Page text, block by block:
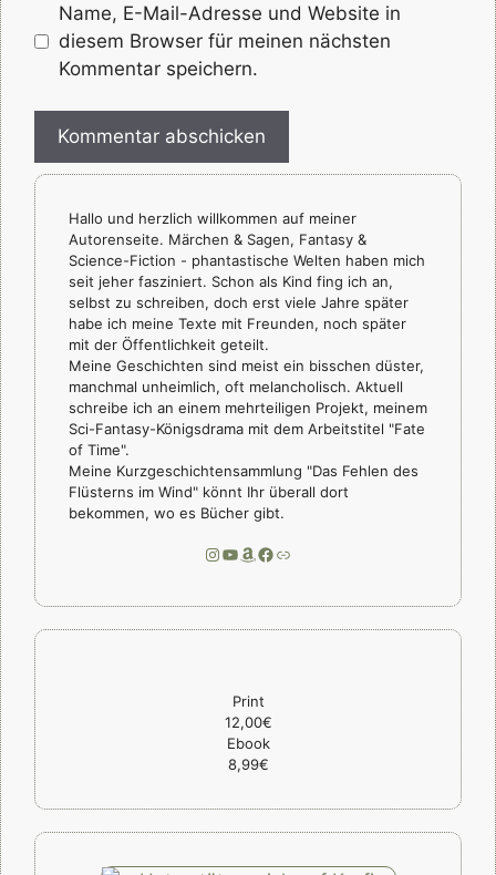
Name, E-Mail-Adresse und Website in
diesem Browser für meinen nächsten
Kommentar speichern.
Hallo und herzlich willkommen auf meiner
Autorenseite. Märchen & Sagen, Fantasy &
Science-Fiction - phantastische Welten haben mich
seit jeher fasziniert. Schon als Kind fing ich an,
selbst zu schreiben, doch erst viele Jahre später
habe ich meine Texte mit Freunden, noch später
mit der Öffentlichkeit geteilt.
Meine Geschichten sind meist ein bisschen düster,
manchmal unheimlich, oft melancholisch. Aktuell
schreibe ich an einem mehrteiligen Projekt, meinem
Sci-Fantasy-Königsdrama mit dem Arbeitstitel "Fate
of Time".
Meine Kurzgeschichtensammlung "Das Fehlen des
Flüsterns im Wind" könnt Ihr überall dort
bekommen, wo es Bücher gibt.
Instagram
YouTube
Amazon
Facebook
Link
Print
12,00€
Ebook
8,99€